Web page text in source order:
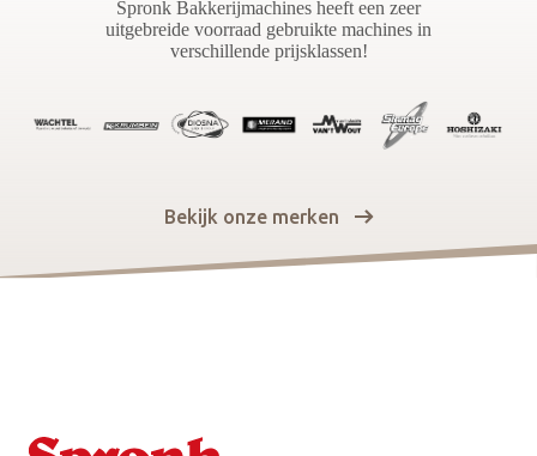
Spronk Bakkerijmachines heeft een zeer
uitgebreide voorraad gebruikte machines in
verschillende prijsklassen!
Bekijk onze merken